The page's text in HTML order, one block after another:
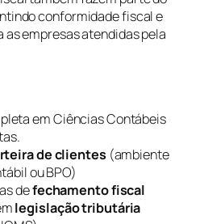
conformidade fiscal e
as empresas atendidas pela
em Ciências Contábeis
de clientes (ambiente
ou BPO)
defechamento fiscal
legislação tributária